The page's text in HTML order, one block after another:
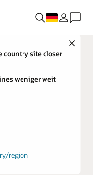
Close
country site closer
weniger weit
region
Kunden aus,
in ihre
gestalten.